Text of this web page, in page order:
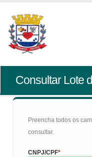
Consultar Lote
Preencha todos os
consultar.
CNPJ/CPF